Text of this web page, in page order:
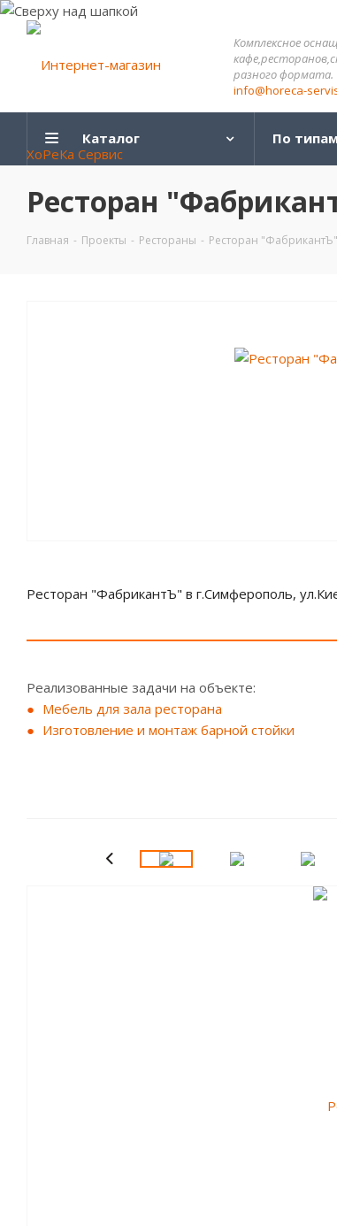
Комплексное
разного
info@horeca-
Каталог По
Ресторан
Главная - Проекты - Рестораны - Ресторан
Ресторан "ФабрикантЪ" в г.Симферополь,
Реализованные задачи на объекте:
Мебель для зала ресторана
Изготовление и монтаж барной стойки